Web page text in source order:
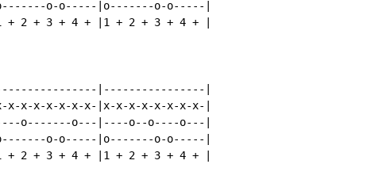
o-o-----|o-------o-o-----|
2 + 3 + 4 + |1 + 2 + 3 + 4 + |
|----------------|
x-x-x-x-x-x-|x-x-x-x-x-x-x-x-|
o-------o---|----o--o----o---|
o-o-----|o-------o-o-----|
2 + 3 + 4 + |1 + 2 + 3 + 4 + |